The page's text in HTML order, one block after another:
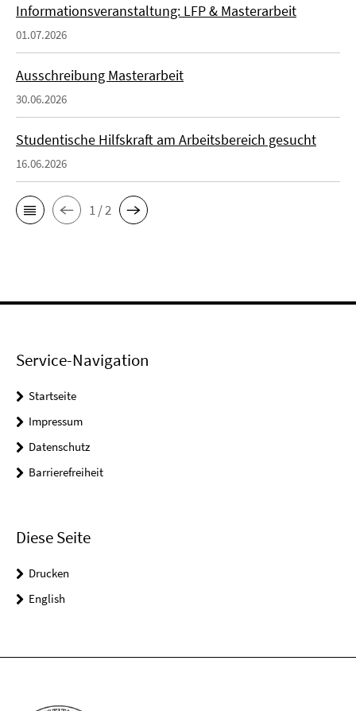
Informationsveranstaltung: LFP & Masterarbeit
01.07.2026
Ausschreibung Masterarbeit
30.06.2026
Studentische Hilfskraft am Arbeitsbereich gesucht
16.06.2026
1 / 2
Service-Navigation
Startseite
Impressum
Datenschutz
Barrierefreiheit
Diese Seite
Drucken
English